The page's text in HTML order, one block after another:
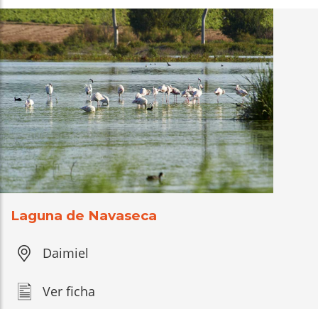
Laguna de Navaseca
Daimiel
Ver ficha